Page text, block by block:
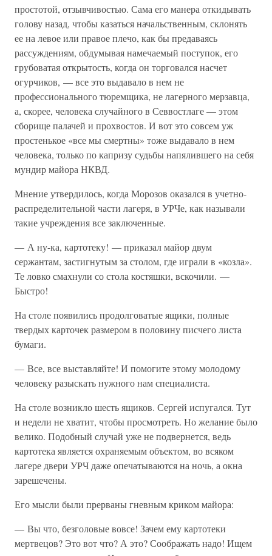
простотой, отзывчивостью. Сама его манера откидывать
голову назад, чтобы казаться начальственным, склонять
ее на левое или правое плечо, как бы предаваясь
рассуждениям, обдумывая намечаемый поступок, его
грубоватая открытость, когда он торговался насчет
огурчиков, — все это выдавало в нем не
профессионального тюремщика, не лагерного мерзавца,
а, скорее, человека случайного в Севвостлаге — этом
сборище палачей и прохвостов. И вот это совсем уж
простенькое «все мы смертны» тоже выдавало в нем
человека, только по капризу судьбы напялившего на себя
мундир майора НКВД.
Мнение утвердилось, когда Морозов оказался в учетно-
распределительной части лагеря, в УРЧе, как называли
такие учреждения все заключенные.
— А ну-ка, картотеку! — приказал майор двум
сержантам, застигнутым за столом, где играли в «козла».
Те ловко смахнули со стола костяшки, вскочили. —
Быстро!
На столе появились продолговатые ящики, полные
твердых карточек размером в половину писчего листа
бумаги.
— Все, все выставляйте! И помогите этому молодому
человеку разыскать нужного нам специалиста.
На столе возникло шесть ящиков. Сергей испугался. Тут
и недели не хватит, чтобы просмотреть. Но желание было
велико. Подобный случай уже не подвернется, ведь
картотека является охраняемым объектом, во всяком
лагере двери УРЧ даже опечатываются на ночь, а окна
зарешечены.
Его мысли были прерваны гневным криком майора:
— Вы что, безголовые вовсе! Зачем ему картотеки
мертвецов? Это вот что? А это? Соображать надо! Ищем